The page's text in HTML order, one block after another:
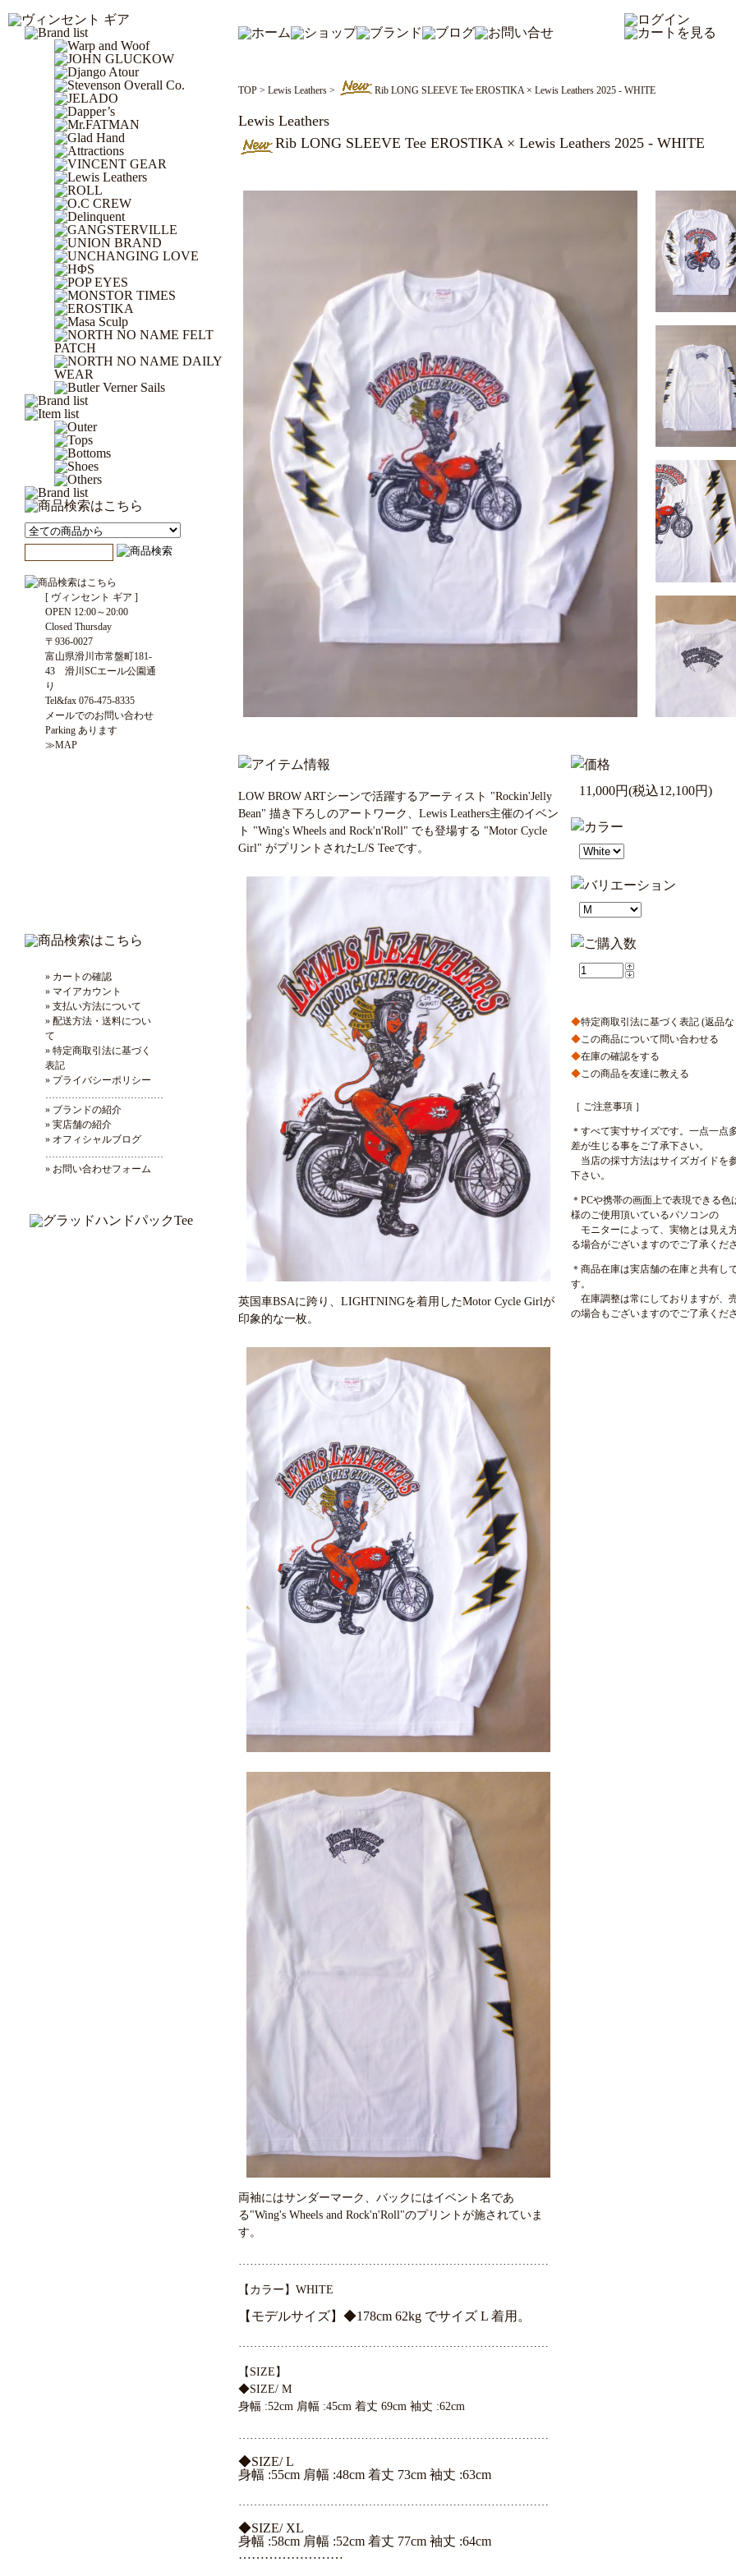
TOP > Lewis Leathers > Rib LONG SLEEVE Tee EROSTIKA × Lewis Leathers 2025 - WHITE
Lewis Leathers
Rib LONG SLEEVE Tee EROSTIKA × Lewis Leathers 2025 - WHITE
LOW BROW ARTシーンで活躍するアーティスト "Rockin'Jelly
Bean" 描き下ろしのアートワーク、Lewis Leathers主催のイベン
ト "Wing's Wheels and Rock'n'Roll" でも登場する "Motor Cycle
Girl" がプリントされたL/S Teeです。
英国車BSAに跨り、LIGHTNINGを着用したMotor Cycle Girlが
印象的な一枚。
両袖にはサンダーマーク、バックにはイベント名であ
る"Wing's Wheels and Rock'n'Roll"のプリントが施されていま
す。
【カラー】WHITE
【モデルサイズ】◆178cm 62kg でサイズ L 着用。
【SIZE】
◆SIZE/ M
身幅 :52cm 肩幅 :45cm 着丈 69cm 袖丈 :62cm
◆SIZE/ L
身幅 :55cm 肩幅 :48cm 着丈 73cm 袖丈 :63cm
◆SIZE/ XL
身幅 :58cm 肩幅 :52cm 着丈 77cm 袖丈 :64cm
……………………
11,000円(税込12,100円)
◆特定商取引法に基づく表記 (返品
◆ この商品について問い合わせる
◆在庫の確認をする
◆ この商品を友達に教える
［ ご注意事項 ］
＊すべて実寸サイズです。一点一点
差が生じる事をご了承下さい。
当店の採寸方法はサイズガイドを
下さい。
＊PCや携帯の画面上で表現できる色
様のご使用頂いているパソコンの
モニターによって、実物とは見え
る場合がございますのでご了承くだ
＊商品在庫は実店舗の在庫と共有し
す。
在庫調整は常にしておりますが、
の場合もございますのでご了承くだ
[ ヴィンセント ギア ]
OPEN 12:00～20:00
Closed Thursday
〒936-0027
富山県滑川市常盤町181-
43 滑川SCエール公園通
り
Tel&fax 076-475-8335
メールでのお問い合わせ
Parking あります
≫MAP
» カートの確認
» マイアカウント
» 支払い方法について
» 配送方法・送料につい
て
» 特定商取引法に基づく
表記
» プライバシーポリシー
» ブランドの紹介
» 実店舗の紹介
» オフィシャルブログ
» お問い合わせフォーム